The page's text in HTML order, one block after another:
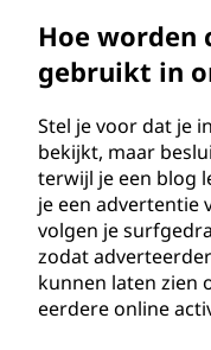
Hoe worden
gebruikt in
Stel je voor dat je
bekijkt, maar
terwijl je een blog
je een advertentie
volgen je
zodat
kunnen laten zien
eerdere online